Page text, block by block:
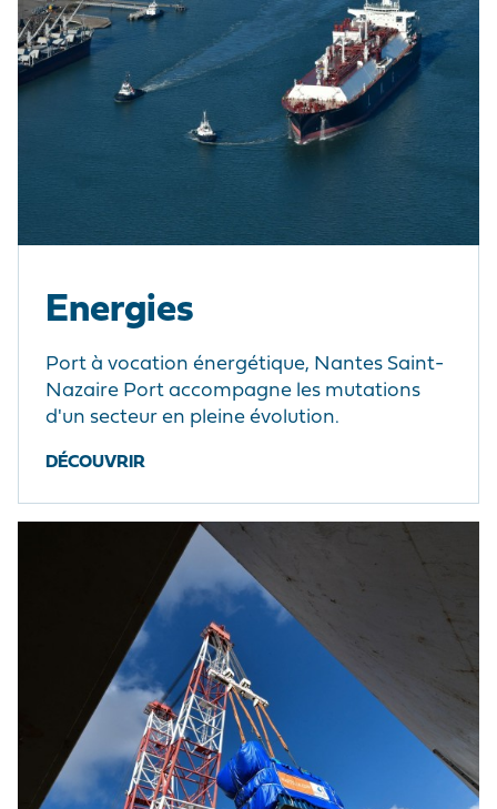
Energies
Port à vocation énergétique, Nantes Saint-
Nazaire Port accompagne les mutations
d'un secteur en pleine évolution.
DÉCOUVRIR